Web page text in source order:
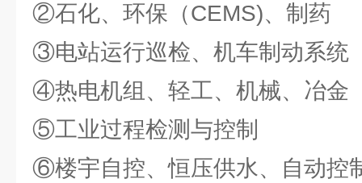
②石化、环保（CEMS)、制药
③电站运行巡检、机车制动系统
④热电机组、轻工、机械、冶金
⑤工业过程检测与控制
⑥楼宇自控、恒压供水、自动控